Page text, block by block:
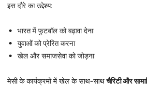
इस दौरे का उद्देश्य:
भारत में फुटबॉल को बढ़ावा देना
युवाओं को प्रेरित करना
खेल और समाजसेवा को जोड़ना
मेसी के कार्यक्रमों में खेल के साथ-साथचैरिटी और